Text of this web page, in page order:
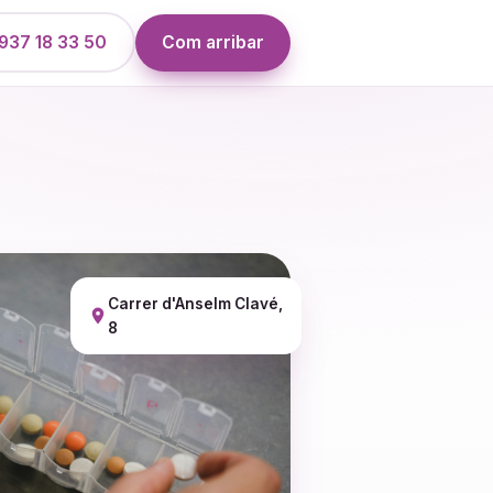
18 33 50 Com arribar
Carrer d'Anselm Clavé,
8